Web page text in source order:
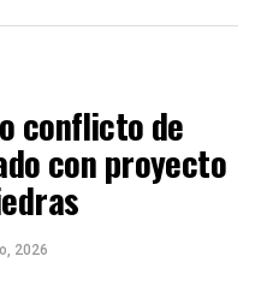
conflicto de
con proyecto
2026